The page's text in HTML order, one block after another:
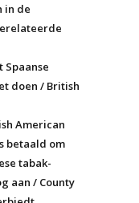
in de
doen / British
American
betaald om
tabak-
aan / County